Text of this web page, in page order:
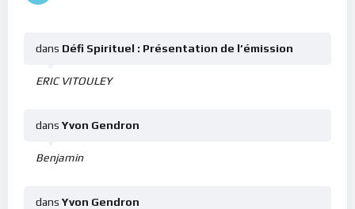
ERIC VITOULEY
dans Défi Spirituel : Présentation de l’émission
Benjamin
dans Yvon Gendron
dans Yvon Gendron